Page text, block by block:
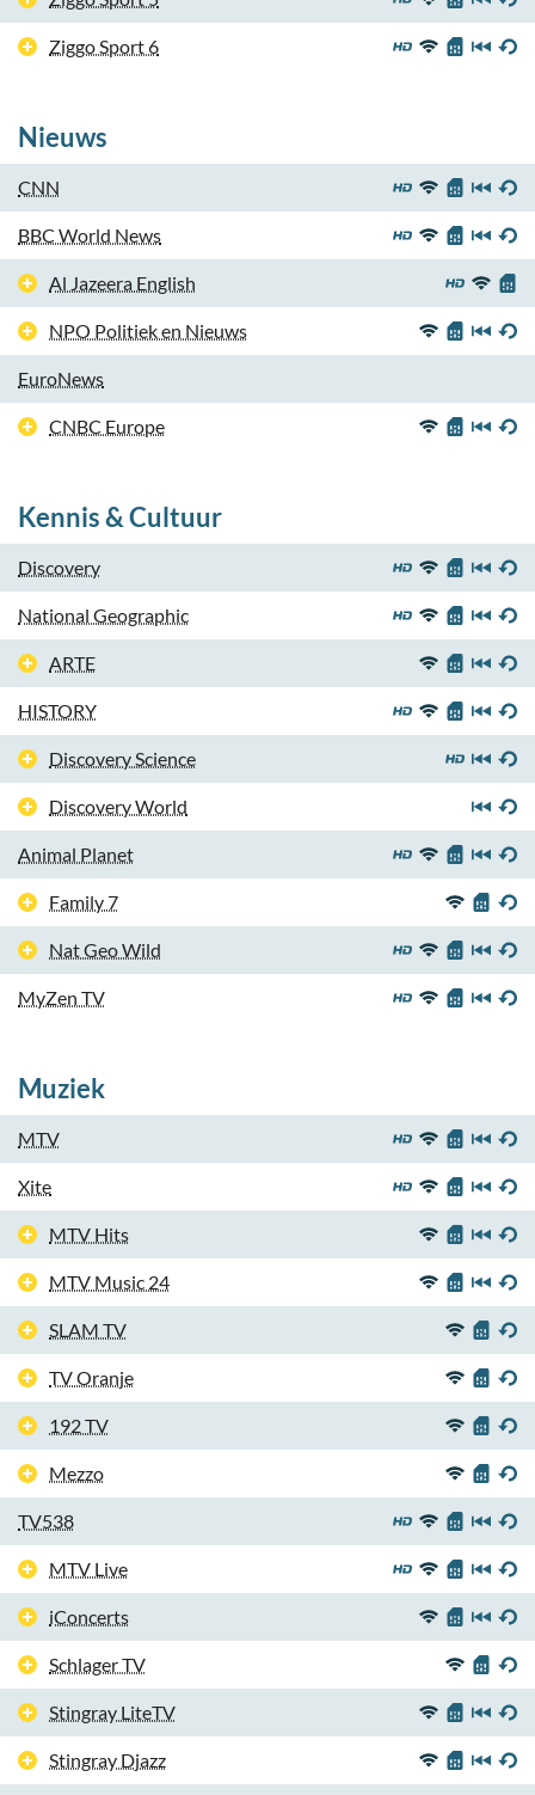
Ziggo Sport 6
Nieuws
CNN
BBC World News
Al Jazeera English
NPO Politiek en Nieuws
EuroNews
CNBC Europe
Kennis & Cultuur
Discovery
National Geographic
ARTE
HISTORY
Discovery Science
Discovery World
Animal Planet
Family 7
Nat Geo Wild
MyZen TV
Muziek
MTV
Xite
MTV Hits
MTV Music 24
SLAM TV
TV Oranje
192 TV
Mezzo
TV538
MTV Live
iConcerts
Schlager TV
Stingray LiteTV
Stingray Djazz